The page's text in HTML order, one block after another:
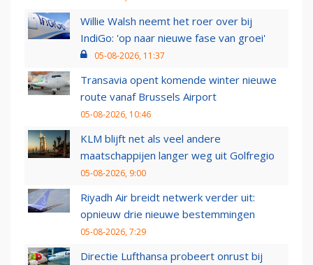
Willie Walsh neemt het roer over bij
IndiGo: 'op naar nieuwe fase van groei'
05-08-2026, 11:37
Transavia opent komende winter nieuwe
route vanaf Brussels Airport
05-08-2026, 10:46
KLM blijft net als veel andere
maatschappijen langer weg uit Golfregio
05-08-2026, 9:00
Riyadh Air breidt netwerk verder uit:
opnieuw drie nieuwe bestemmingen
05-08-2026, 7:29
Directie Lufthansa probeert onrust bij